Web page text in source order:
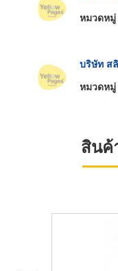
หมวดหมู่
บริษัท ส
หมวดหมู่
สินค้